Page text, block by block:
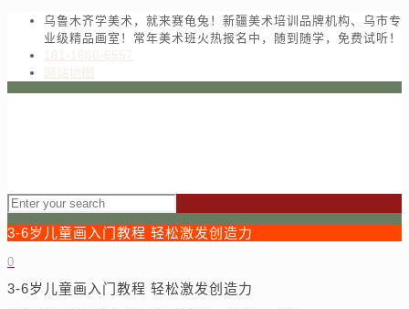
乌鲁木齐学美术，就来赛龟兔！新疆美术培训品牌机构、乌市专
业级精品画室！常年美术班火热报名中，随到随学，免费试听！
181-1680-6557
网站地图
3-6岁儿童画入门教程 轻松激发创造力
0
3-6岁儿童画入门教程 轻松激发创造力